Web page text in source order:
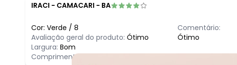
IRACI - CAMACARI - BA
Cor: Verde / 8
Avaliação geral do produto: Ótimo
Largura: Bom
Comprimento:
Comentário:
Ótimo